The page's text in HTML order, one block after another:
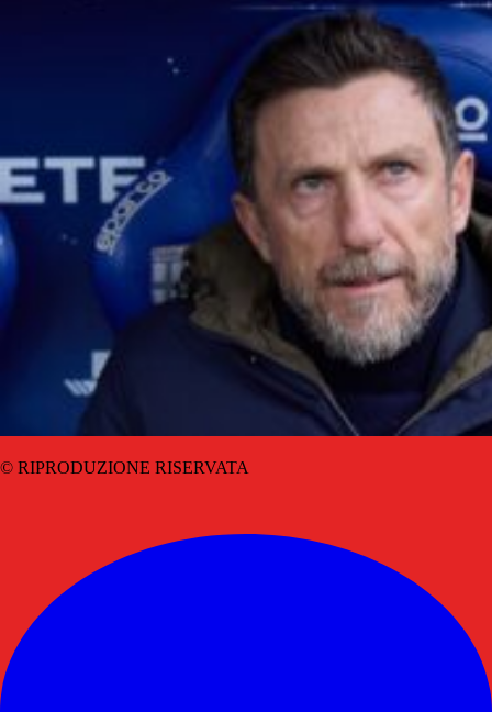
© RIPRODUZIONE RISERVATA